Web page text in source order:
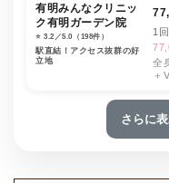
有明みんなクリニッ
ク有明ガーデン院
⭐️ 3.2／5.0（198件）
駅直結！アクセス抜群の好
立地
1回
全
＋
さらに